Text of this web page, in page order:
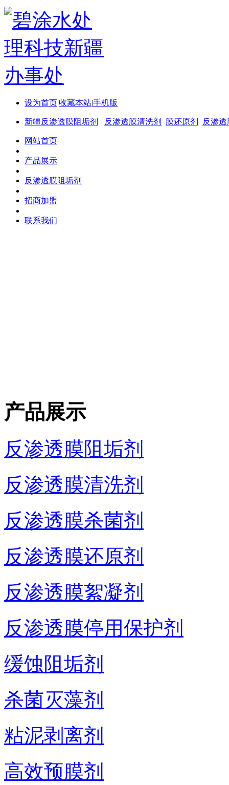
设为首页|收藏本站|手机版
新疆反渗透膜阻垢剂 反渗透膜清洗剂 膜还原剂 反渗
网站首页
产品展示
反渗透膜阻垢剂
招商加盟
联系我们
产品展示
反渗透膜阻垢剂
反渗透膜清洗剂
反渗透膜杀菌剂
反渗透膜还原剂
反渗透膜絮凝剂
反渗透膜停用保护剂
缓蚀阻垢剂
杀菌灭藻剂
粘泥剥离剂
高效预膜剂